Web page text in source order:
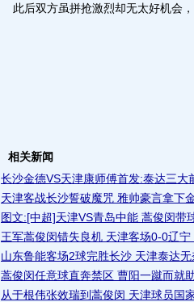
此后双方虽拼抢激烈却无太好机会
相关新闻
长沙金德VS天津康师傅首发:泰达三大
天津客战长沙誓破魔咒 雅帅豪言拿下金
图文:[中超]天津VS青岛中能 蒿俊闵带
王军蒿俊闵错失良机 天津客场0-0辽宁
山东鲁能客场2球完胜长沙 天津泰达无
蒿俊闵任意球直奔禁区 曹阳一蹴而就助
从于根伟张效瑞到蒿俊闵 天津球员国家